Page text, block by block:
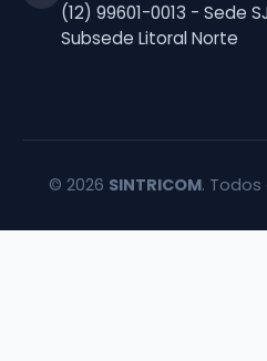
(12) 99601-0013 - Sede
Subsede Litoral Norte
© 2026 SINTRICOM. Todos